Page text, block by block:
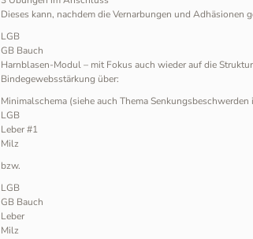
Dieses kann, nachdem die Vernarbungen und
LGB
GB Bauch
Harnblasen-Modul – mit Fokus auch wieder auf die
Bindegewebsstärkung über:
Minimalschema (siehe auch Thema Senkungsbeschwerden
LGB
Leber #1
Milz
bzw.
LGB
GB Bauch
Leber
Milz